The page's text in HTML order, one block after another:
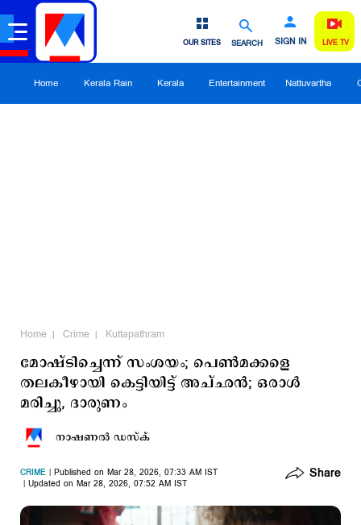
SEARCH SIGN IN
OUR SITES LIVE TV
Home Kerala Rain Kerala Entertainment Nattuvartha
Home Crime Kuttapathram
മോഷ്ടിച്ചെന്ന് സംശയം; പെണ്‍മക്കളെ
തലകീഴായി കെട്ടിയിട്ട് അച്ഛന്‍; ഒരാള്‍
മരിച്ചു, ദാരുണം
നാഷണല്‍ ഡസ്ക്
CRIME
Published on Mar 28, 2026, 07:33 AM IST
Updated on Mar 28, 2026, 07:52 AM IST
Share